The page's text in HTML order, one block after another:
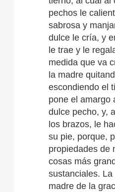
pechos le
sabrosa y
dulce le cría, y
le trae y le
medida que va
la madre
escondiendo el
pone el amargo
dulce pecho, y,
los brazos, le
su pie, porque,
propiedades de
cosas más
sustanciales. La
madre de la